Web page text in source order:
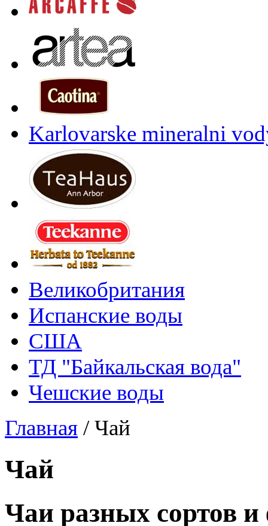
Karlovarske mineralni
Великобритания
Испанские воды
США
ТД "Байкальская вода"
Чешские воды
Главная /Чай
Чай
Чаи разных сортов и